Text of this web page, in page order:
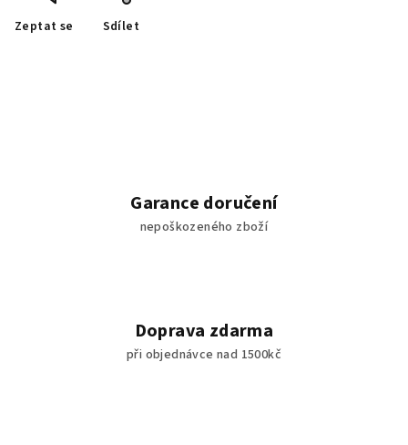
Zeptat se Sdílet
Garance doručení
nepoškozeného zboží
Doprava zdarma
při objednávce nad 1500kč